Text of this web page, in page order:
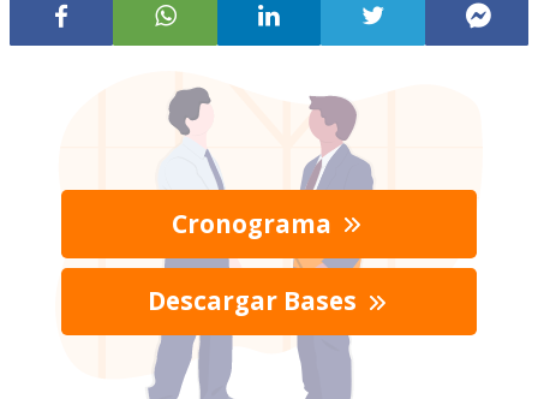
Cronograma
Descargar Bases